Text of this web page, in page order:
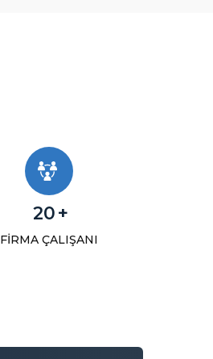
20+
FİRMA ÇALIŞANI